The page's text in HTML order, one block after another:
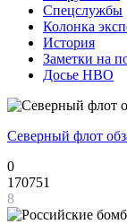
Спецслужбы
Колонка
История
Заметки на
Досье НВО
Северный флот
0
170751
8